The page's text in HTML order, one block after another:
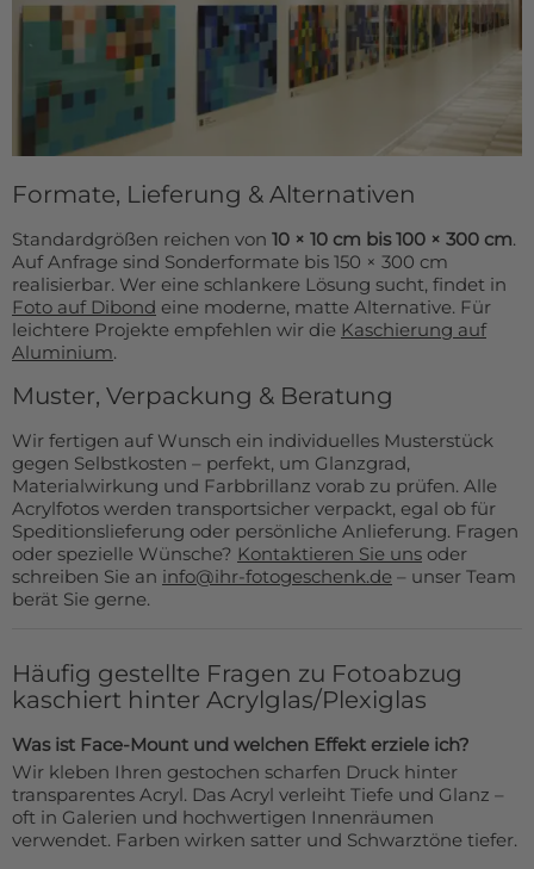
Formate, Lieferung & Alternativen
Standardgrößen reichen von 10 × 10 cm bis 100 × 300 cm.
Auf Anfrage sind Sonderformate bis 150 × 300 cm
realisierbar. Wer eine schlankere Lösung sucht, findet in
Foto auf Dibond eine moderne, matte Alternative. Für
leichtere Projekte empfehlen wir die Kaschierung auf
Aluminium.
Muster, Verpackung & Beratung
Wir fertigen auf Wunsch ein individuelles Musterstück
gegen Selbstkosten – perfekt, um Glanzgrad,
Materialwirkung und Farbbrillanz vorab zu prüfen. Alle
Acrylfotos werden transportsicher verpackt, egal ob für
Speditionslieferung oder persönliche Anlieferung. Fragen
oder spezielle Wünsche? Kontaktieren Sie uns oder
schreiben Sie an info@ihr-fotogeschenk.de – unser Team
berät Sie gerne.
Häufig gestellte Fragen zu Fotoabzug
kaschiert hinter Acrylglas/Plexiglas
Was ist Face-Mount und welchen Effekt erziele ich?
Wir kleben Ihren gestochen scharfen Druck hinter
transparentes Acryl. Das Acryl verleiht Tiefe und Glanz –
oft in Galerien und hochwertigen Innenräumen
verwendet. Farben wirken satter und Schwarztöne tiefer.